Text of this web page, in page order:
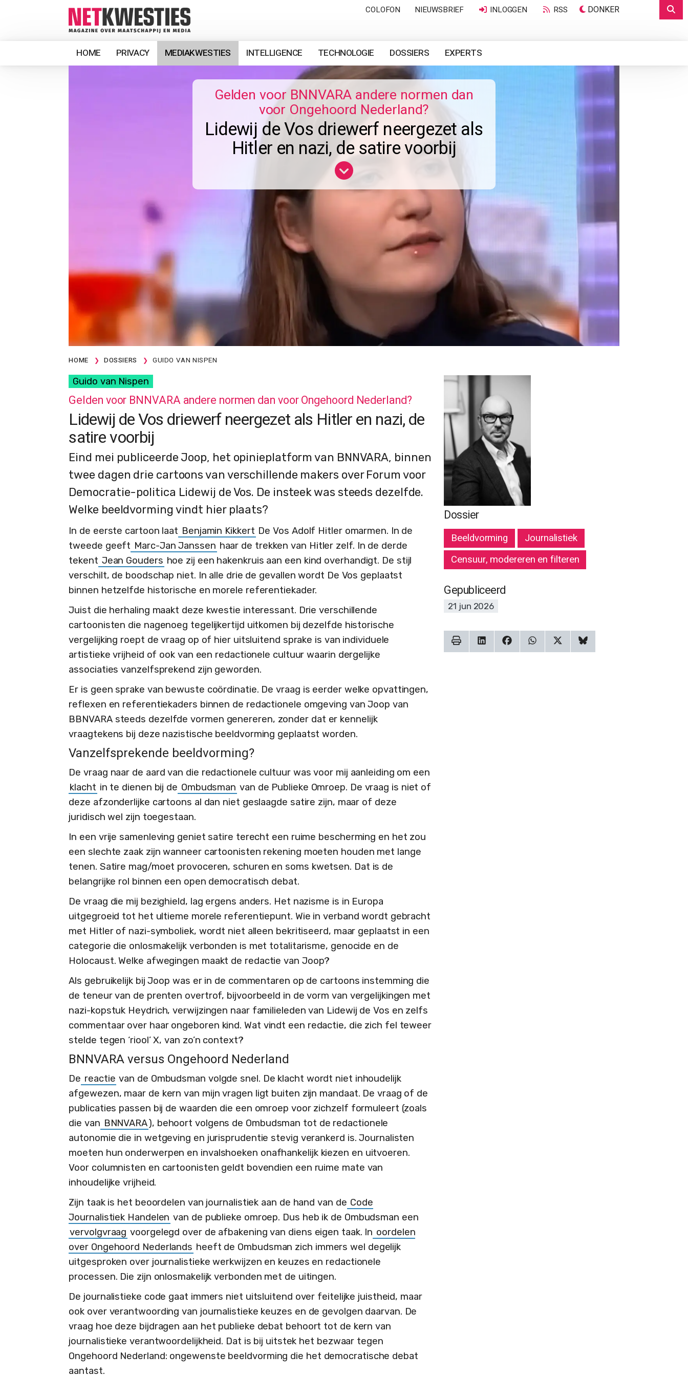
COLOFON NIEUWSBRIEF INLOGGEN RSS DONKER
HOME PRIVACY MEDIAKWESTIES INTELLIGENCE TECHNOLOGIE DOSSIERS EXPERTS
Gelden voor BNNVARA andere normen dan
voor Ongehoord Nederland?
Lidewij de Vos driewerf neergezet als
Hitler en nazi, de satire voorbij
HOME DOSSIERS GUIDO VAN NISPEN
Guido van Nispen
Gelden voor BNNVARA andere normen dan voor Ongehoord Nederland?
Lidewij de Vos driewerf neergezet als Hitler en nazi, de
satire voorbij
Eind mei publiceerde Joop, het opinieplatform van BNNVARA, binnen
twee dagen drie cartoons van verschillende makers over Forum voor
Democratie-politica Lidewij de Vos. De insteek was steeds dezelfde.
Welke beeldvorming vindt hier plaats?
In de eerste cartoon laat Benjamin Kikkert De Vos Adolf Hitler omarmen. In de
tweede geeft Marc-Jan Janssen haar de trekken van Hitler zelf. In de derde
tekent Jean Gouders hoe zij een hakenkruis aan een kind overhandigt. De stijl
verschilt, de boodschap niet. In alle drie de gevallen wordt De Vos geplaatst
binnen hetzelfde historische en morele referentiekader.
Juist die herhaling maakt deze kwestie interessant. Drie verschillende
cartoonisten die nagenoeg tegelijkertijd uitkomen bij dezelfde historische
vergelijking roept de vraag op of hier uitsluitend sprake is van individuele
artistieke vrijheid of ook van een redactionele cultuur waarin dergelijke
associaties vanzelfsprekend zijn geworden.
Er is geen sprake van bewuste coördinatie. De vraag is eerder welke opvattingen,
reflexen en referentiekaders binnen de redactionele omgeving van Joop van
BBNVARA steeds dezelfde vormen genereren, zonder dat er kennelijk
vraagtekens bij deze nazistische beeldvorming geplaatst worden.
Vanzelfsprekende beeldvorming?
De vraag naar de aard van die redactionele cultuur was voor mij aanleiding om een
klacht in te dienen bij de Ombudsman van de Publieke Omroep. De vraag is niet of
deze afzonderlijke cartoons al dan niet geslaagde satire zijn, maar of deze
juridisch wel zijn toegestaan.
In een vrije samenleving geniet satire terecht een ruime bescherming en het zou
een slechte zaak zijn wanneer cartoonisten rekening moeten houden met lange
tenen. Satire mag/moet provoceren, schuren en soms kwetsen. Dat is de
belangrijke rol binnen een open democratisch debat.
De vraag die mij bezighield, lag ergens anders. Het nazisme is in Europa
uitgegroeid tot het ultieme morele referentiepunt. Wie in verband wordt gebracht
met Hitler of nazi-symboliek, wordt niet alleen bekritiseerd, maar geplaatst in een
categorie die onlosmakelijk verbonden is met totalitarisme, genocide en de
Holocaust. Welke afwegingen maakt de redactie van Joop?
Als gebruikelijk bij Joop was er in de commentaren op de cartoons instemming die
de teneur van de prenten overtrof, bijvoorbeeld in de vorm van vergelijkingen met
nazi-kopstuk Heydrich, verwijzingen naar familieleden van Lidewij de Vos en zelfs
commentaar over haar ongeboren kind. Wat vindt een redactie, die zich fel teweer
stelde tegen ‘riool’ X, van zo’n context?
BNNVARA versus Ongehoord Nederland
De reactie van de Ombudsman volgde snel. De klacht wordt niet inhoudelijk
afgewezen, maar de kern van mijn vragen ligt buiten zijn mandaat. De vraag of de
publicaties passen bij de waarden die een omroep voor zichzelf formuleert (zoals
die van BNNVARA), behoort volgens de Ombudsman tot de redactionele
autonomie die in wetgeving en jurisprudentie stevig verankerd is. Journalisten
moeten hun onderwerpen en invalshoeken onafhankelijk kiezen en uitvoeren.
Voor columnisten en cartoonisten geldt bovendien een ruime mate van
inhoudelijke vrijheid.
Zijn taak is het beoordelen van journalistiek aan de hand van de Code
Journalistiek Handelen van de publieke omroep. Dus heb ik de Ombudsman een
vervolgvraag voorgelegd over de afbakening van diens eigen taak. In oordelen
over Ongehoord Nederlands heeft de Ombudsman zich immers wel degelijk
uitgesproken over journalistieke werkwijzen en keuzes en redactionele
processen. Die zijn onlosmakelijk verbonden met de uitingen.
De journalistieke code gaat immers niet uitsluitend over feitelijke juistheid, maar
ook over verantwoording van journalistieke keuzes en de gevolgen daarvan. De
vraag hoe deze bijdragen aan het publieke debat behoort tot de kern van
journalistieke verantwoordelijkheid. Dat is bij uitstek het bezwaar tegen
Ongehoord Nederland: ongewenste beeldvorming die het democratische debat
aantast.
Dossier
Beeldvorming
Journalistiek
Censuur, modereren en filteren
Gepubliceerd
21 jun 2026